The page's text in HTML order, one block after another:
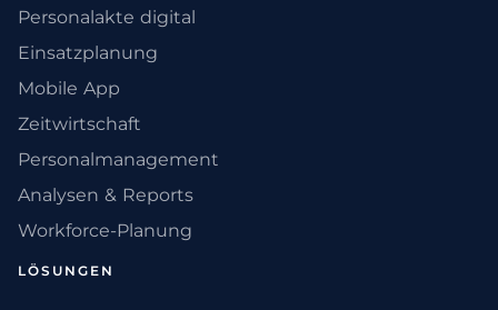
Personalakte digital
Einsatzplanung
Mobile App
Zeitwirtschaft
Personalmanagement
Analysen & Reports
Workforce-Planung
LÖSUNGEN